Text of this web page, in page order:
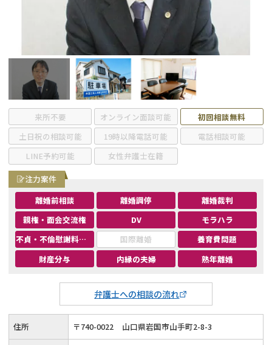
養育費問題
内縁の夫婦
離婚裁判
慰謝料
国際離婚
DV
離婚の相談先
その他の男女問題
来所不要 オンライン面談可能
初回相談無料
土日祝の相談可能
19時以降電話可能
電話相談可能
LINE予約可能
女性弁護士在籍
弁護士への相談の流れ
注力案件
離婚前相談
離婚調停
離婚裁判
親権・面会交流権
DV
モラハラ
不貞・不倫慰謝料請求
国際離婚
養育費問題
財産分与
内縁の夫婦 熟年離婚
住所 〒740-0022 山口県岩国市山手町2-8-3